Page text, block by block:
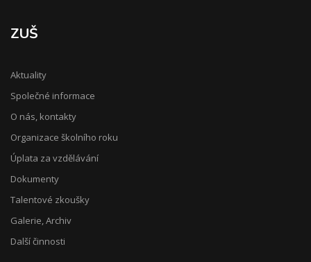
ZUŠ
Aktuality
Společné informace
O nás, kontakty
Organizace školního roku
Úplata za vzdělávání
Dokumenty
Talentové zkoušky
Galerie, Archiv
Další činnosti